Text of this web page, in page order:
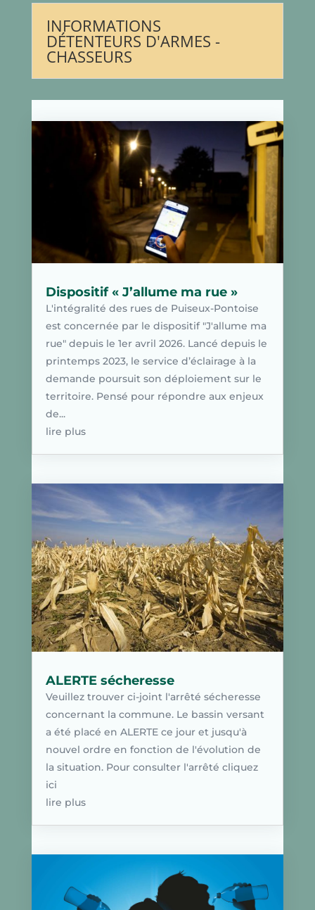
INFORMATIONS
DÉTENTEURS D'ARMES -
CHASSEURS
Dispositif « J’allume ma rue »
L'intégralité des rues de Puiseux-Pontoise
est concernée par le dispositif "J'allume ma
rue" depuis le 1er avril 2026. Lancé depuis le
printemps 2023, le service d’éclairage à la
demande poursuit son déploiement sur le
territoire. Pensé pour répondre aux enjeux
de...
lire plus
ALERTE sécheresse
Veuillez trouver ci-joint l'arrêté sécheresse
concernant la commune. Le bassin versant
a été placé en ALERTE ce jour et jusqu'à
nouvel ordre en fonction de l'évolution de
la situation. Pour consulter l'arrêté cliquez
ici
lire plus